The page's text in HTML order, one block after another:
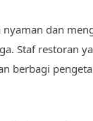
dan
Staf restoran
berbagi